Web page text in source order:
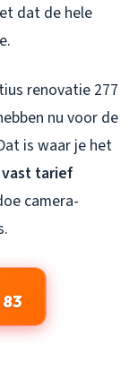
dat de hele
renovatie 277
nu voor de
is waar je het
tarief
camera-